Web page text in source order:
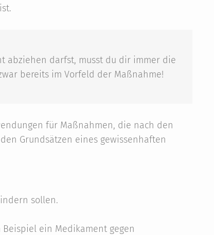
abziehen darfst, musst du dir immer die
bereits im Vorfeld der Maßnahme!
für Maßnahmen, die nach den
Grundsätzen eines gewissenhaften
sollen.
ein Medikament gegen